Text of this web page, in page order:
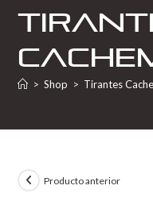
> Shop > Tirantes
Producto anterior